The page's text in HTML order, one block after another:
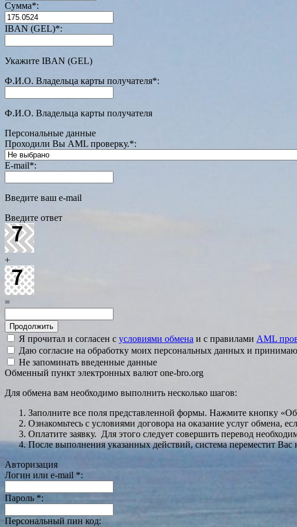
Сумма*:
IBAN (GEL)*:
Укажите IBAN (GEL)
Ф.И.О. Владельца карты получателя*:
Ф.И.О. Владельца карты получателя
Персональные данные
Проходили Вы AML проверку.*:
E-mail*:
Введите ваш e-mail
Введите ответ
+
=
Я прочитал и согласен с условиями обмена и с правилами AML
Даю согласие на обработку моих персональных данных и
Не запоминать введенные данные
Обменный пункт электронных валют one-bro.org
Для обмена вам необходимо выполнить несколько шагов:
Заполните все поля представленной формы. Нажмите кнопку
Ознакомьтесь с условиями договора на оказание услуг обмена,
Оплатите заявку. Для этого следует совершить перевод
После выполнения указанных действий, система переместит Вас
Авторизация
Логин или e-mail *:
Пароль *:
Персональный пин код: